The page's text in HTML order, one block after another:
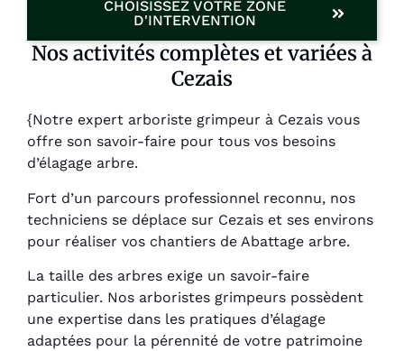
CHOISISSEZ VOTRE ZONE
D'INTERVENTION
Nos activités complètes et variées à
Cezais
{Notre expert arboriste grimpeur à Cezais vous
offre son savoir-faire pour tous vos besoins
d’élagage arbre.
Fort d’un parcours professionnel reconnu, nos
techniciens se déplace sur Cezais et ses environs
pour réaliser vos chantiers de Abattage arbre.
La taille des arbres exige un savoir-faire
particulier. Nos arboristes grimpeurs possèdent
une expertise dans les pratiques d’élagage
adaptées pour la pérennité de votre patrimoine